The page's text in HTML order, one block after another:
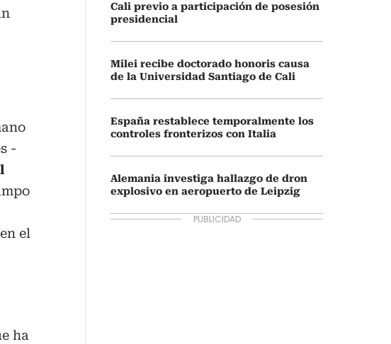
-
el
ha
Cali previo a participación de posesión
presidencial
Milei recibe doctorado honoris causa
de la Universidad Santiago de Cali
España restablece temporalmente los
controles fronterizos con Italia
Alemania investiga hallazgo de dron
explosivo en aeropuerto de Leipzig